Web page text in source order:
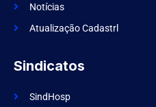
kNotícias
Atualização Cadastrl
Sindicatos
SindHosp